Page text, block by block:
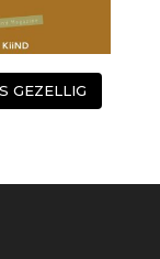
GEZELLIG